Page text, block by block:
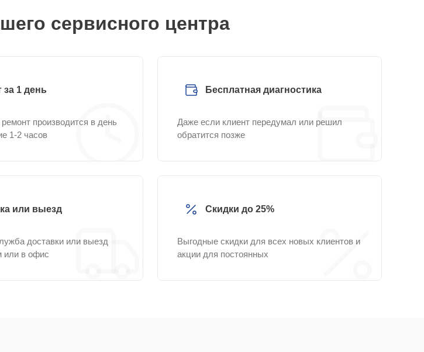
сервисного центра
за 1 день
производится в день
1-2 часов
Бесплатная диагностика
Даже если клиент передумал или решил
обратится позже
или выезд
доставки или выезд
или в офис
Скидки до 25%
Выгодные скидки для всех новых клиентов и
акции для постоянных